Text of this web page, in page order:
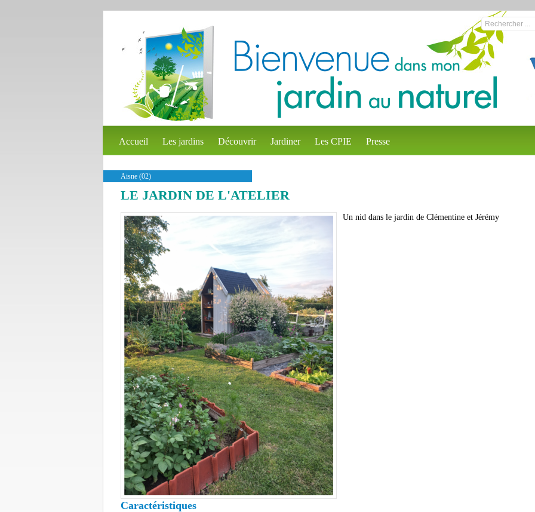
Accueil Les jardins Découvrir Jardiner Les CPIE Presse
Aisne (02)
LE JARDIN DE L'ATELIER
Un nid dans le jardin de Clémentine et Jérémy
Caractéristiques